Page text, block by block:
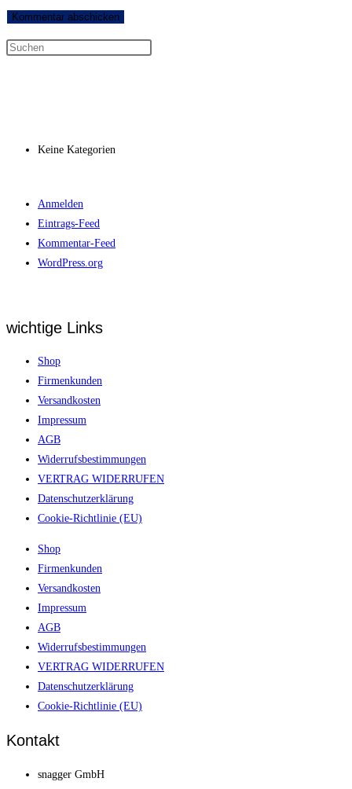
Keine Kategorien
Anmelden
Eintrags-Feed
Kommentar-Feed
WordPress.org
wichtige Links
Shop
Firmenkunden
Versandkosten
Impressum
AGB
Widerrufsbestimmungen
VERTRAG WIDERRUFEN
Datenschutzerklärung
Cookie-Richtlinie (EU)
Shop
Firmenkunden
Versandkosten
Impressum
AGB
Widerrufsbestimmungen
VERTRAG WIDERRUFEN
Datenschutzerklärung
Cookie-Richtlinie (EU)
Kontakt
snagger GmbH